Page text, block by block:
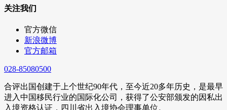
关注我们
官方微信
新浪微博
官方邮箱
028-85080500
合评出国创建于上个世纪90年代，至今近20多年历史，是最早
进入中国移民行业的国际化公司，获得了公安部颁发的因私出
入境资格认证，四川省出入境协会理事单位。